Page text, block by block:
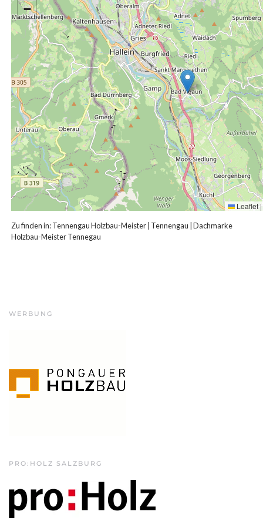
−
Leaflet |
Zu finden in:Tennengau Holzbau-Meister Tennengau Dachmarke
Holzbau-Meister Tennegau
WERBUNG
PRO:HOLZ SALZBURG